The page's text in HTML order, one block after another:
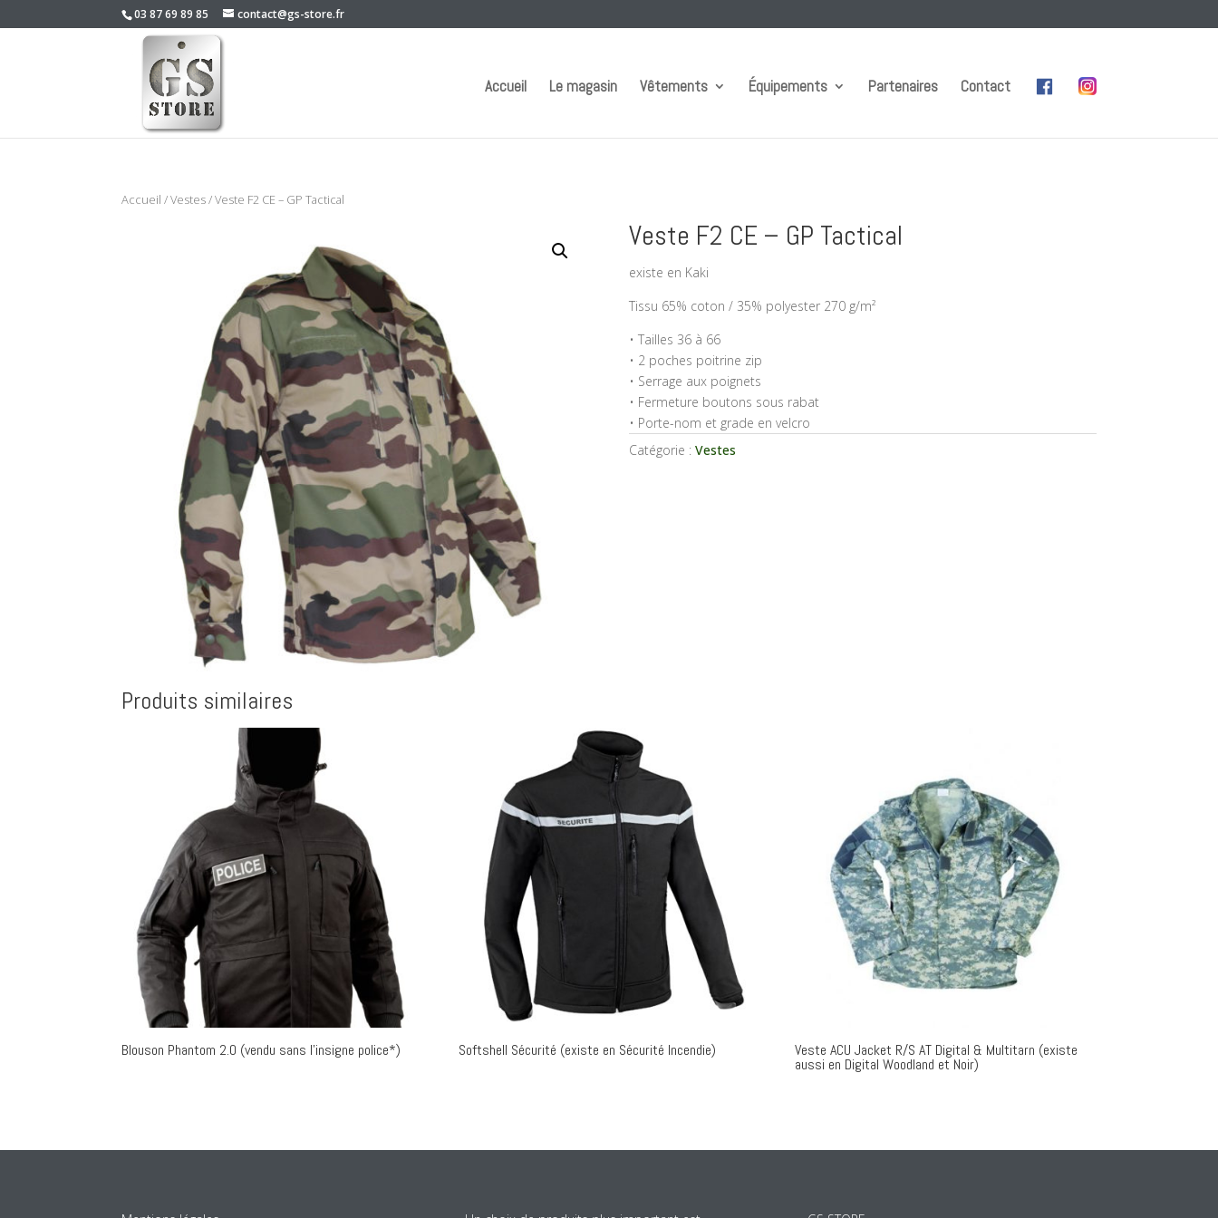
03 87 69 89 85 contact@gs-store.fr
Accueil Le magasin Vêtements Équipements Partenaires Contact
Accueil /Vestes/ Veste F2 CE – GP Tactical
Veste F2 CE – GP Tactical
existe en Kaki
Tissu 65% coton / 35% polyester 270 g/m²
• Tailles 36 à 66
• 2 poches poitrine zip
• Serrage aux poignets
• Fermeture boutons sous rabat
• Porte-nom et grade en velcro
Catégorie : Vestes
Produits similaires
Blouson Phantom 2.0 (vendu sans l’insigne police*) Softshell Sécurité (existe en Sécurité Incendie) Veste ACU Jacket R/S AT Digital & Multitarn (existe
aussi en Digital Woodland et Noir)